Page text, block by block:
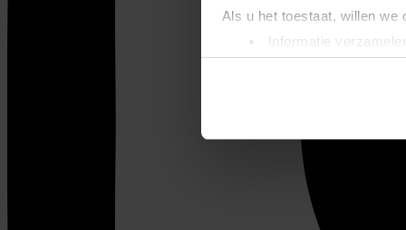
Als u het toestaat, willen we
Informatie
Uw apparaat
Lees meer over hoe uw
We gebruiken cookies om
websiteverkeer te
media, adverteren en
verstrekt of die ze hebben